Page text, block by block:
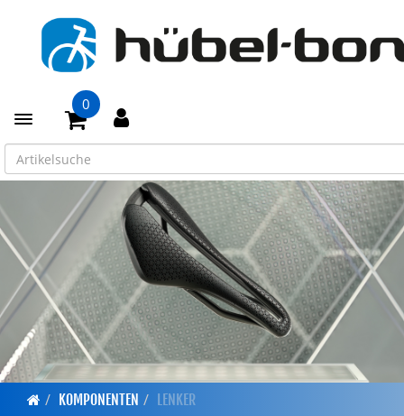
Toggle navigation
0
KOMPONENTEN LENKER